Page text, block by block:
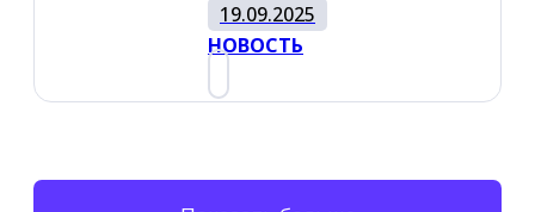
19.09.2025
НОВОСТЬ